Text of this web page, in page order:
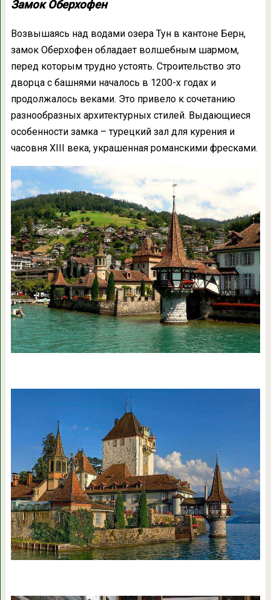
Замок Оберхофен
Возвышаясь над водами озера Тун в кантоне Берн,
замок Оберхофен обладает волшебным шармом,
перед которым трудно устоять. Строительство это
дворца с башнями началось в 1200-х годах и
продолжалось веками. Это привело к сочетанию
разнообразных архитектурных стилей. Выдающиеся
особенности замка – турецкий зал для курения и
часовня XIII века, украшенная романскими фресками.